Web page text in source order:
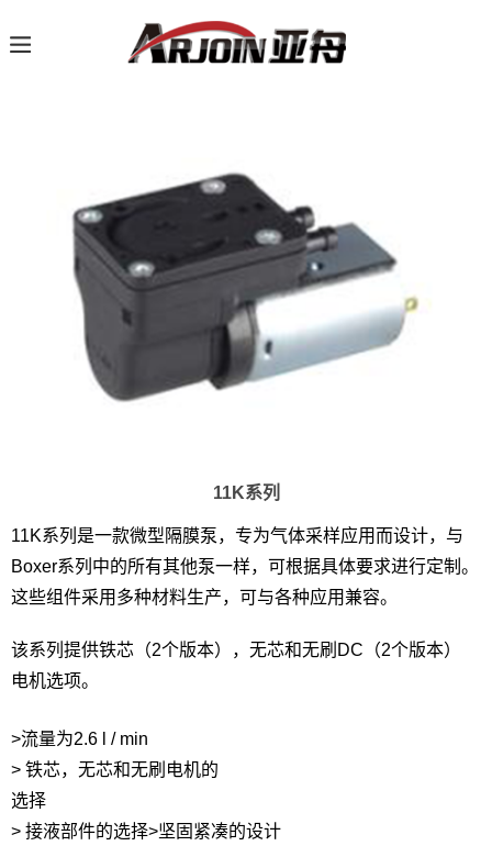
11K系列
11K系列是一款微型隔膜泵，专为气体采样应用而设计，与
Boxer系列中的所有其他泵一样，可根据具体要求进行定制。
这些组件采用多种材料生产，可与各种应用兼容。
该系列提供铁芯（2个版本），无芯和无刷DC（2个版本）
电机选项。
>流量为2.6 l / min
> 铁芯，无芯和无刷电机的
选择
> 接液部件的选择>坚固紧凑的设计